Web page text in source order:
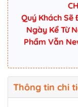
Quý Khách
Ngày Kể Từ
Phẩm Vẫn
Thông tin chi